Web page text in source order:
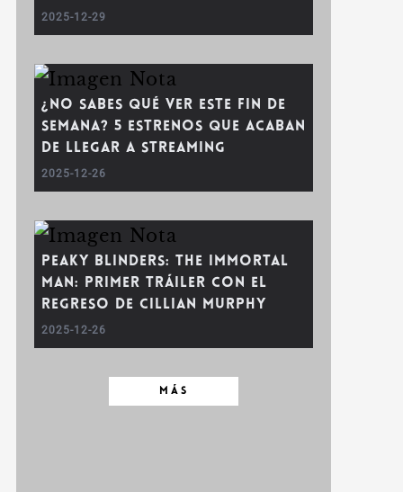
2025-12-29
¿No sabes qué ver este fin de
semana? 5 estrenos que acaban
de llegar a streaming
2025-12-26
Peaky Blinders: The Immortal
Man: Primer Tráiler con el
Regreso de Cillian Murphy
2025-12-26
MÁS